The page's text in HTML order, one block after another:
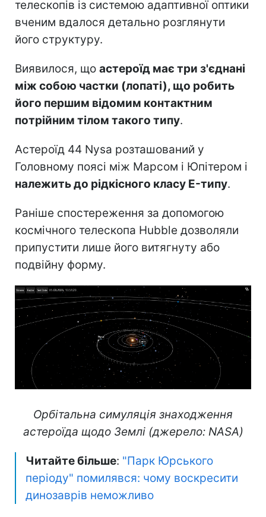
телескопів із системою адаптивної оптики
вченим вдалося детально розглянути
його структуру.
Виявилося, що астероїд має три з'єднані
між собою частки (лопаті), що робить
його першим відомим контактним
потрійним тілом такого типу.
Астероїд 44 Nysa розташований у
Головному поясі між Марсом і Юпітером і
належить до рідкісного класу E-типу.
Раніше спостереження за допомогою
космічного телескопа Hubble дозволяли
припустити лише його витягнуту або
подвійну форму.
Орбітальна симуляція знаходження
астероїда щодо Землі (джерело: NASA)
Читайте більше: "Парк Юрського
періоду" помилявся: чому воскресити
динозаврів неможливо